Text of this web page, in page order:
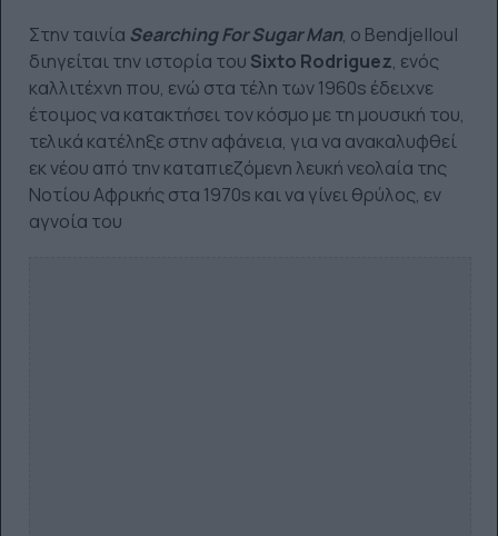
Στην ταινία Searching For Sugar Man, ο Bendjelloul
διηγείται την ιστορία του Sixto Rodriguez, ενός
καλλιτέχνη που, ενώ στα τέλη των 1960s έδειχνε
έτοιμος να κατακτήσει τον κόσμο με τη μουσική του,
τελικά κατέληξε στην αφάνεια, για να ανακαλυφθεί
εκ νέου από την καταπιεζόμενη λευκή νεολαία της
Νοτίου Αφρικής στα 1970s και να γίνει θρύλος, εν
αγνοία του